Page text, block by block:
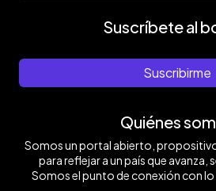
Suscríbete al
Suscribirme
Quiénes
Somos un portal abierto,
para reflejar a un país que avanza,
Somos el punto de conexión con lo